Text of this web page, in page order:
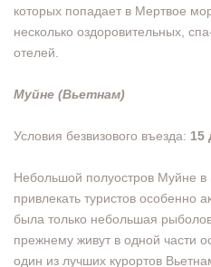
которых попадает в Мертвое
несколько оздоровительных,
отелей.
Муйне (Вьетнам)
Условия безвизового въезда: 15
Небольшой полуостров Муйне в
привлекать туристов особенно
была только небольшая
прежнему живут в одной части
один из лучших курортов